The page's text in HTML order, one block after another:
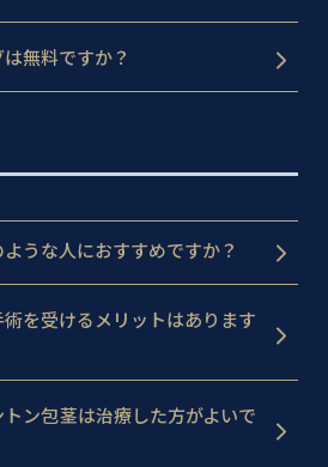
無料ですか？
うな人におすすめですか？
を受けるメリットはあります
ン包茎は治療した方がよいで